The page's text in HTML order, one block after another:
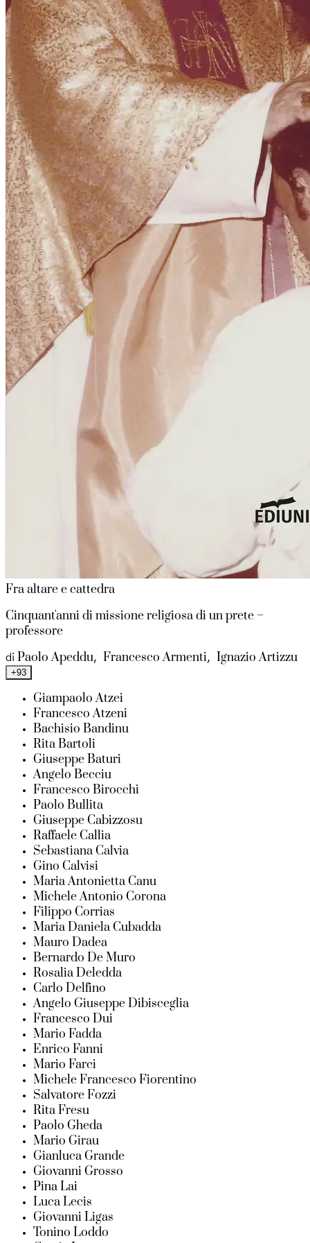
Fra altare e cattedra
Cinquant'anni di missione religiosa di un prete –
professore
di Paolo Apeddu, Francesco Armenti, Ignazio Artizzu
+93
Giampaolo Atzei
Francesco Atzeni
Bachisio Bandinu
Rita Bartoli
Giuseppe Baturi
Angelo Becciu
Francesco Birocchi
Paolo Bullita
Giuseppe Cabizzosu
Raffaele Callia
Sebastiana Calvia
Gino Calvisi
Maria Antonietta Canu
Michele Antonio Corona
Filippo Corrias
Maria Daniela Cubadda
Mauro Dadea
Bernardo De Muro
Rosalia Deledda
Carlo Delfino
Angelo Giuseppe Dibisceglia
Francesco Dui
Mario Fadda
Enrico Fanni
Mario Farci
Michele Francesco Fiorentino
Salvatore Fozzi
Rita Fresu
Paolo Gheda
Mario Girau
Gianluca Grande
Giovanni Grosso
Pina Lai
Luca Lecis
Giovanni Ligas
Tonino Loddo